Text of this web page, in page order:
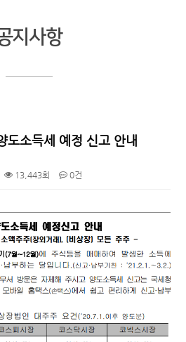
지사항
도소득세 예정 신고 안내
13,443회 0건